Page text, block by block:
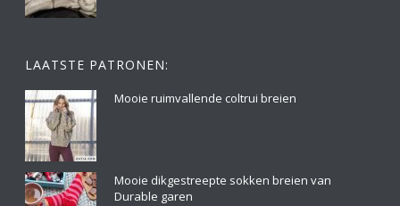
LAATSTE PATRONEN:
Mooie ruimvallende coltrui breien
Mooie dikgestreepte sokken breien van
Durable garen